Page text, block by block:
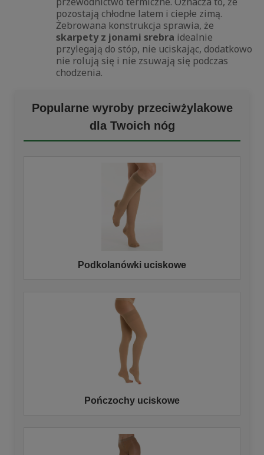
pozostają chłodne latem i ciepłe zimą.
Żebrowana konstrukcja sprawia, że
skarpety z jonami srebra idealnie
przylegają do stóp, nie uciskając, dodatkowo
nie rolują się i nie zsuwają się podczas
chodzenia.
Popularne wyroby przeciwżylakowe
dla Twoich nóg
Podkolanówki uciskowe
Pończochy uciskowe